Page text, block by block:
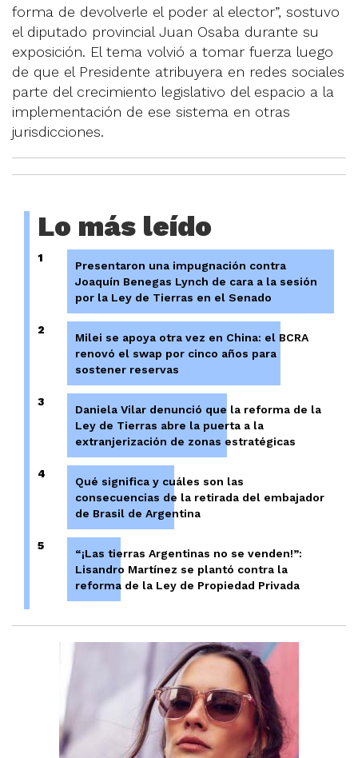
forma de devolverle el poder al elector”, sostuvo
el diputado provincial Juan Osaba durante su
exposición. El tema volvió a tomar fuerza luego
de que el Presidente atribuyera en redes sociales
parte del crecimiento legislativo del espacio a la
implementación de ese sistema en otras
jurisdicciones.
Lo más leído
1
Presentaron una impugnación contra
Joaquín Benegas Lynch de cara a la sesión
por la Ley de Tierras en el Senado
2
Milei se apoya otra vez en China: el BCRA
renovó el swap por cinco años para
sostener reservas
3
Daniela Vilar denunció que la reforma de la
Ley de Tierras abre la puerta a la
extranjerización de zonas estratégicas
4
Qué significa y cuáles son las
consecuencias de la retirada del embajador
de Brasil de Argentina
5
“¡Las tierras Argentinas no se venden!”:
Lisandro Martínez se plantó contra la
reforma de la Ley de Propiedad Privada